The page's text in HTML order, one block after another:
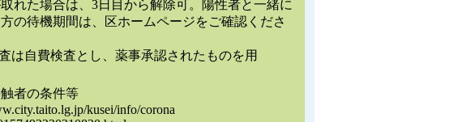
れた場合は、3日目から解除可。陽性者と一緒に
の待機期間は、区ホームページをご確認くださ
は自費検査とし、薬事承認されたものを用
者の条件等
kusei/info/corona